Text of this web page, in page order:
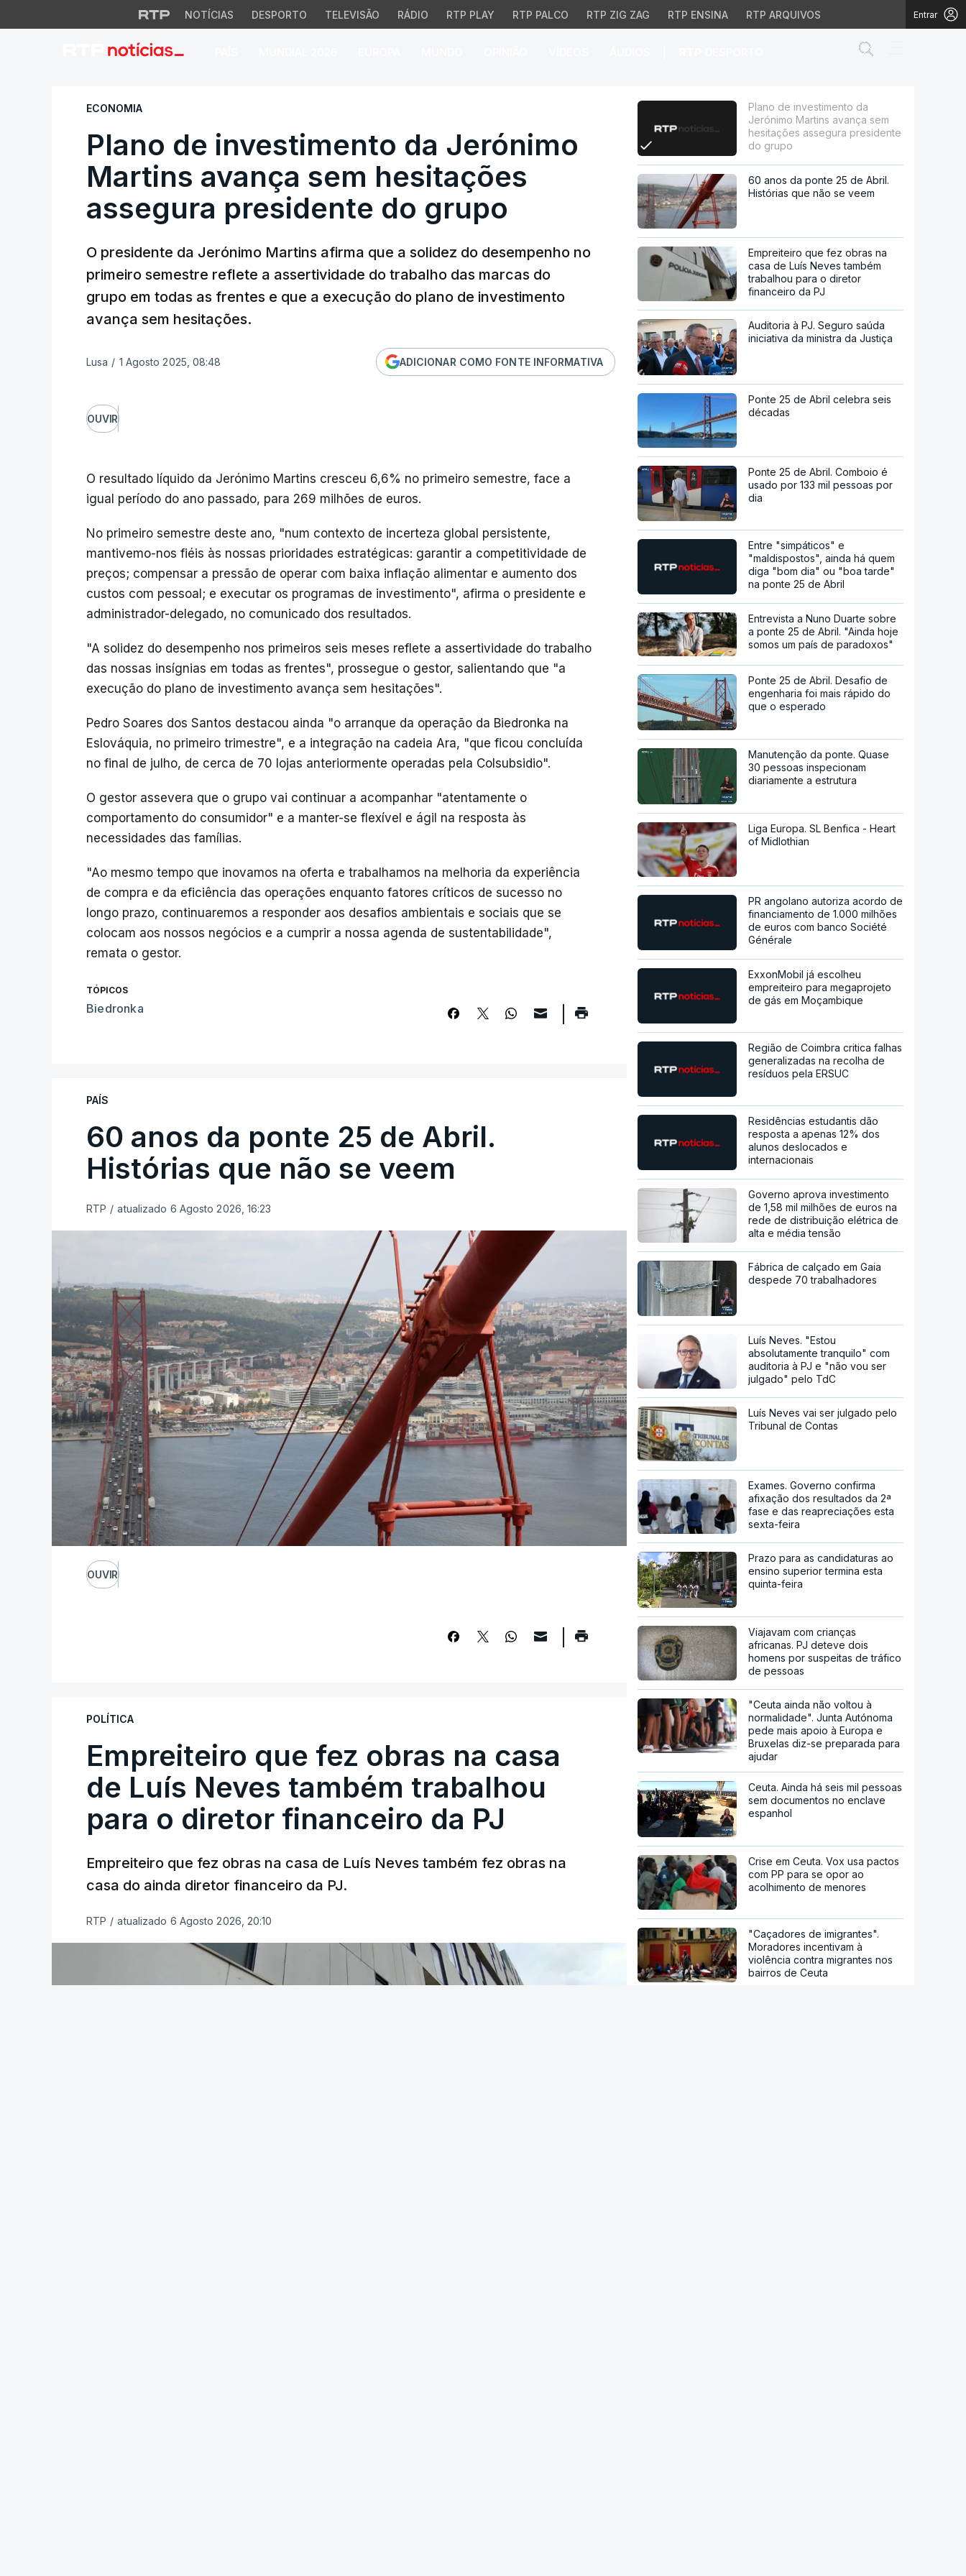
NOTÍCIAS DESPORTO TELEVISÃO RÁDIO RTP PLAY RTP PALCO RTP ZIG ZAG RTP ENSINA RTP ARQUIVOS Entrar
Plano de investimento da Jerónimo Martins avança sem
ECONOMIA
Plano de investimento da Jerónimo
Martins avança sem hesitações
assegura presidente do grupo
O presidente da Jerónimo Martins afirma que a solidez do desempenho no
primeiro semestre reflete a assertividade do trabalho das marcas do
grupo em todas as frentes e que a execução do plano de investimento
avança sem hesitações.
Lusa / 1 Agosto 2025, 08:48 ADICIONAR COMO FONTE INFORMATIVA
OUVIR
O resultado líquido da Jerónimo Martins cresceu 6,6% no primeiro semestre, face a
igual período do ano passado, para 269 milhões de euros.
No primeiro semestre deste ano, "num contexto de incerteza global persistente,
mantivemo-nos fiéis às nossas prioridades estratégicas: garantir a competitividade de
preços; compensar a pressão de operar com baixa inflação alimentar e aumento dos
custos com pessoal; e executar os programas de investimento", afirma o presidente e
administrador-delegado, no comunicado dos resultados.
"A solidez do desempenho nos primeiros seis meses reflete a assertividade do trabalho
das nossas insígnias em todas as frentes", prossegue o gestor, salientando que "a
execução do plano de investimento avança sem hesitações".
Pedro Soares dos Santos destacou ainda "o arranque da operação da Biedronka na
Eslováquia, no primeiro trimestre", e a integração na cadeia Ara, "que ficou concluída
no final de julho, de cerca de 70 lojas anteriormente operadas pela Colsubsidio".
O gestor assevera que o grupo vai continuar a acompanhar "atentamente o
comportamento do consumidor" e a manter-se flexível e ágil na resposta às
necessidades das famílias.
"Ao mesmo tempo que inovamos na oferta e trabalhamos na melhoria da experiência
de compra e da eficiência das operações enquanto fatores críticos de sucesso no
longo prazo, continuaremos a responder aos desafios ambientais e sociais que se
colocam aos nossos negócios e a cumprir a nossa agenda de sustentabilidade",
remata o gestor.
TÓPICOS
Biedronka
PAÍS
60 anos da ponte 25 de Abril.
Histórias que não se veem
RTP / atualizado 6 Agosto 2026, 16:23
OUVIR
POLÍTICA
Empreiteiro que fez obras na casa
de Luís Neves também trabalhou
para o diretor financeiro da PJ
Empreiteiro que fez obras na casa de Luís Neves também fez obras na
casa do ainda diretor financeiro da PJ.
RTP / atualizado 6 Agosto 2026, 20:10
Plano de investimento da
Jerónimo Martins avança sem
hesitações assegura presidente
do grupo
60 anos da ponte 25 de Abril.
Histórias que não se veem
Empreiteiro que fez obras na
casa de Luís Neves também
trabalhou para o diretor
financeiro da PJ
Auditoria à PJ. Seguro saúda
iniciativa da ministra da Justiça
Ponte 25 de Abril celebra seis
décadas
Ponte 25 de Abril. Comboio é
usado por 133 mil pessoas por
dia
Entre "simpáticos" e
"maldispostos", ainda há quem
diga "bom dia" ou "boa tarde"
na ponte 25 de Abril
Entrevista a Nuno Duarte sobre
a ponte 25 de Abril. "Ainda hoje
somos um país de paradoxos"
Ponte 25 de Abril. Desafio de
engenharia foi mais rápido do
que o esperado
Manutenção da ponte. Quase
30 pessoas inspecionam
diariamente a estrutura
Liga Europa. SL Benfica - Heart
of Midlothian
PR angolano autoriza acordo de
financiamento de 1.000 milhões
de euros com banco Société
Générale
ExxonMobil já escolheu
empreiteiro para megaprojeto
de gás em Moçambique
Região de Coimbra critica falhas
generalizadas na recolha de
resíduos pela ERSUC
Residências estudantis dão
resposta a apenas 12% dos
alunos deslocados e
internacionais
Governo aprova investimento
de 1,58 mil milhões de euros na
rede de distribuição elétrica de
alta e média tensão
Fábrica de calçado em Gaia
despede 70 trabalhadores
Luís Neves. "Estou
absolutamente tranquilo" com
auditoria à PJ e "não vou ser
julgado" pelo TdC
Luís Neves vai ser julgado pelo
Tribunal de Contas
Exames. Governo confirma
afixação dos resultados da 2ª
fase e das reapreciações esta
sexta-feira
Prazo para as candidaturas ao
ensino superior termina esta
quinta-feira
Viajavam com crianças
africanas. PJ deteve dois
homens por suspeitas de tráfico
de pessoas
"Ceuta ainda não voltou à
normalidade". Junta Autónoma
pede mais apoio à Europa e
Bruxelas diz-se preparada para
ajudar
Ceuta. Ainda há seis mil pessoas
sem documentos no enclave
espanhol
Crise em Ceuta. Vox usa pactos
com PP para se opor ao
acolhimento de menores
"Caçadores de imigrantes".
Moradores incentivam à
violência contra migrantes nos
bairros de Ceuta